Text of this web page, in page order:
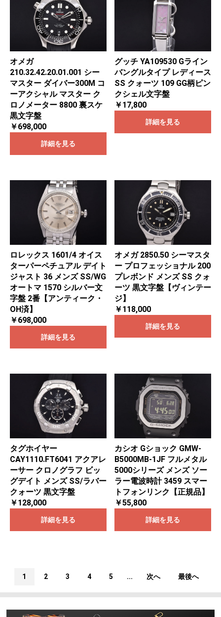
オメガ
210.32.42.20.01.001 シー
マスター ダイバー300M コ
ーアクシャル マスター ク
ロノメーター 8800 裏スケ
黒文字盤
￥698,000
詳細を見る
グッチ YA109530 Gライン
バングルタイプ レディース
SS クォーツ 109 GG柄ピン
クシェル文字盤
￥17,800
詳細を見る
ロレックス 1601/4 オイス
ターパーペチュアル デイト
ジャスト 36 メンズ SS/WG
オートマ 1570 シルバー文
字盤 2番【アンティーク・
OH済】
￥698,000
詳細を見る
オメガ 2850.50 シーマスタ
ー プロフェッショナル 200
プレボンド メンズ SS クォ
ーツ 黒文字盤【ヴィンテー
ジ】
￥118,000
詳細を見る
タグホイヤー
CAY1110.FT6041 アクアレ
ーサー クロノグラフ ビッ
グデイト メンズ SS/ラバー
クォーツ 黒文字盤
￥128,000
詳細を見る
カシオ Gショック GMW-
B5000MB-1JF フルメタル
5000シリーズ メンズ ソー
ラー電波時計 3459 スマー
トフォンリンク【正規品】
￥55,800
詳細を見る
1 2 3 4 5 ... 次へ 最後へ